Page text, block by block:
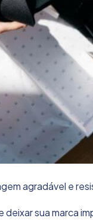
agradável e
sua marca